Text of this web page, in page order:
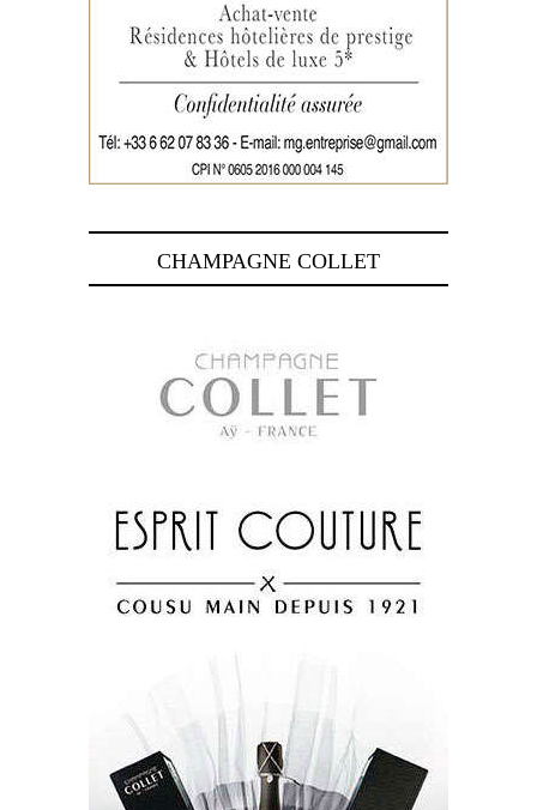
CHAMPAGNE COLLET